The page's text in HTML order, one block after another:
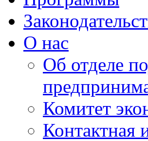
О нас
Об отделе
Комитет
Контактная